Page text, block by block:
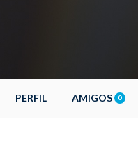
PERFIL AMIGOS 0